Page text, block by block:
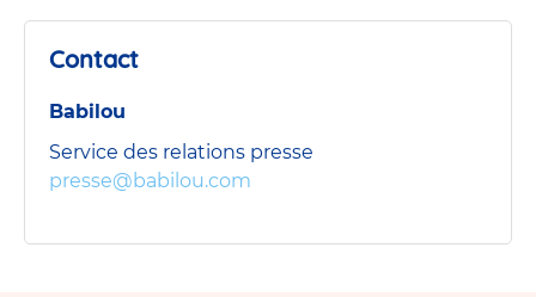
Babilou
Contact
Babilou
Service des relations presse
presse@babilou.com